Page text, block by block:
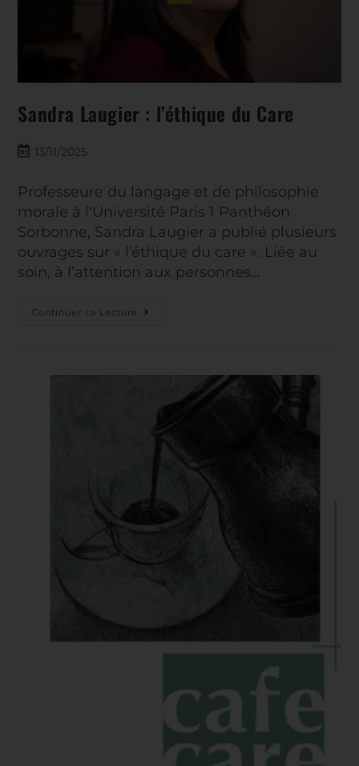
Sandra Laugier : l’éthique du Care
13/11/2025
Professeure du langage et de philosophie
morale à l'Université Paris 1 Panthéon
Sorbonne, Sandra Laugier a publié plusieurs
ouvrages sur « l’éthique du care ». Liée au
soin, à l’attention aux personnes…
Continuer La Lecture